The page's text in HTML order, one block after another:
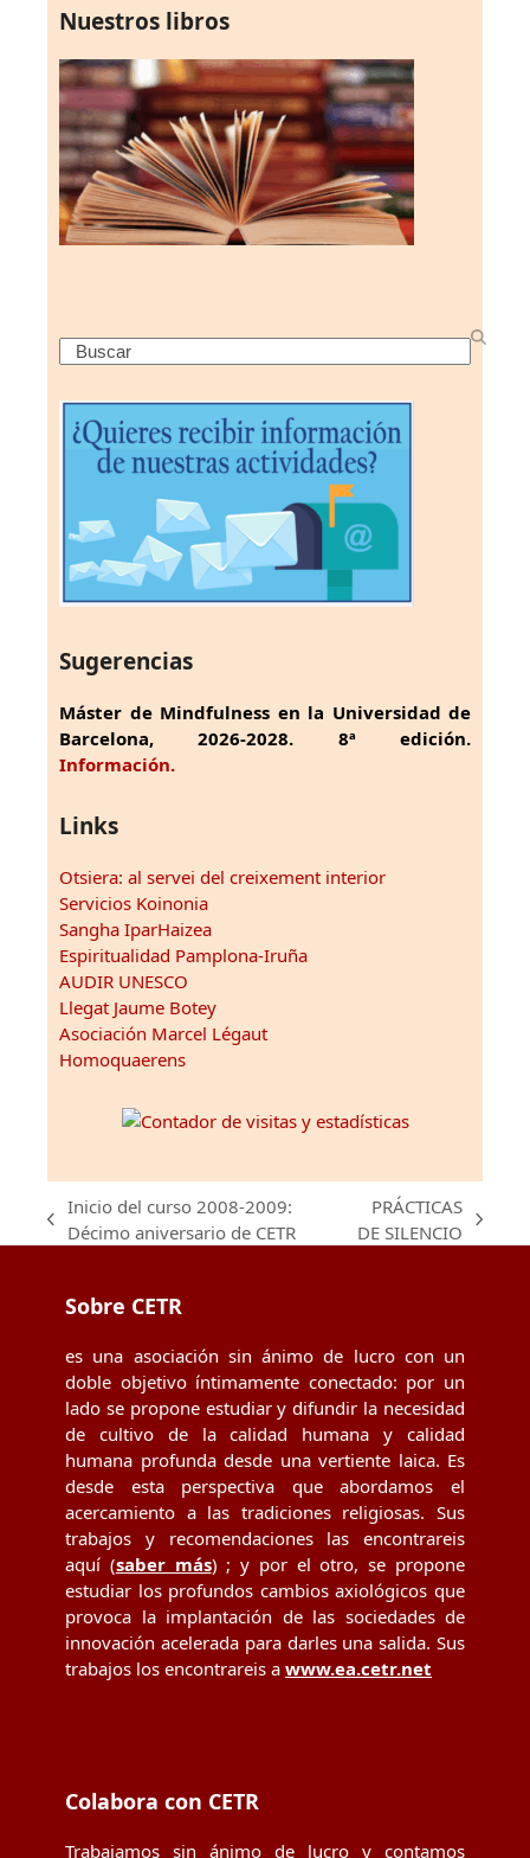
Nuestros libros
Search
Sugerencias
Máster de Mindfulness en la Universidad de
Barcelona, 2026-2028. 8ª edición.
Información.
Links
Otsiera: al servei del creixement interior
Servicios Koinonia
Sangha IparHaizea
Espiritualidad Pamplona-Iruña
AUDIR UNESCO
Llegat Jaume Botey
Asociación Marcel Légaut
Homoquaerens
previous
Inicio del curso 2008-2009:
Décimo aniversario de CETR
next
PRÁCTICAS
DE SILENCIO
Sobre CETR
es una asociación sin ánimo de lucro con un
doble objetivo íntimamente conectado: por un
lado se propone estudiar y difundir la necesidad
de cultivo de la calidad humana y calidad
humana profunda desde una vertiente laica. Es
desde esta perspectiva que abordamos el
acercamiento a las tradiciones religiosas. Sus
trabajos y recomendaciones las encontrareis
aquí (saber más) ; y por el otro, se propone
estudiar los profundos cambios axiológicos que
provoca la implantación de las sociedades de
innovación acelerada para darles una salida. Sus
trabajos los encontrareis a www.ea.cetr.net
Colabora con CETR
Trabajamos sin ánimo de lucro y contamos